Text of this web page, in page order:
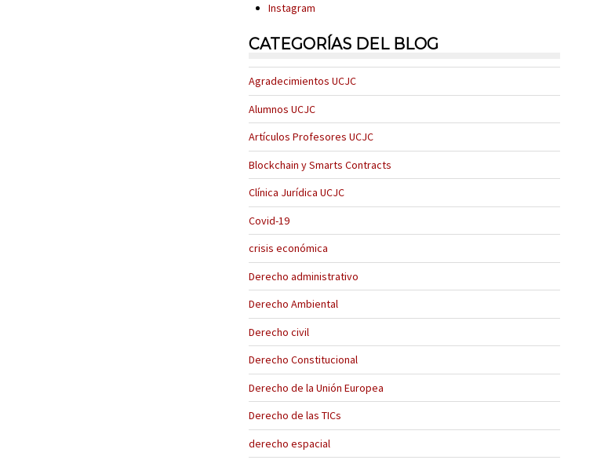
Instagram
CATEGORÍAS DEL BLOG
Agradecimientos UCJC
Alumnos UCJC
Artículos Profesores UCJC
Blockchain y Smarts Contracts
Clínica Jurídica UCJC
Covid-19
crisis económica
Derecho administrativo
Derecho Ambiental
Derecho civil
Derecho Constitucional
Derecho de la Unión Europea
Derecho de las TICs
derecho espacial